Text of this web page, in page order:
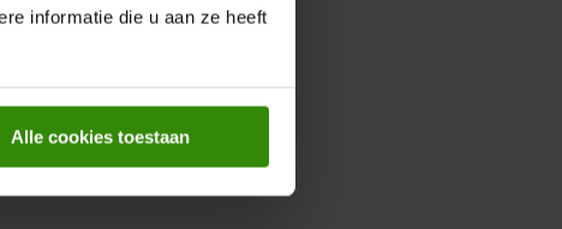
informatie die u aan ze heeft
Alle cookies toestaan